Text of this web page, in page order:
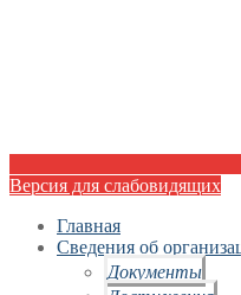
Версия для слабовидящих
Главная
Сведения об
Документы